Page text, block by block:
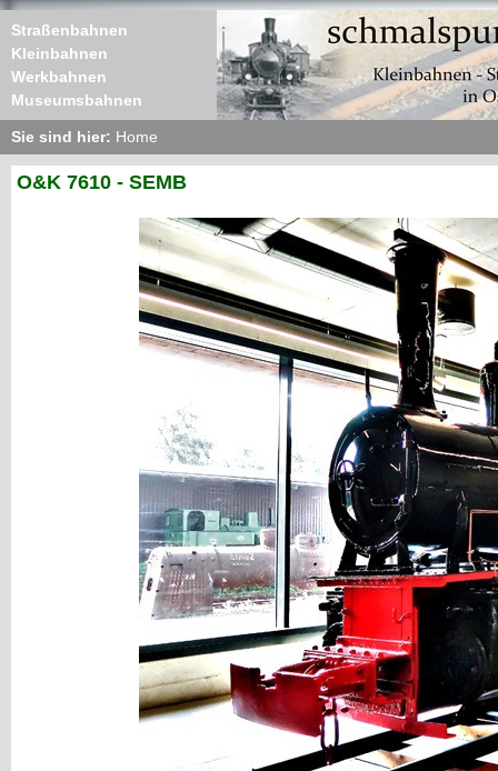
Straßenbahnen
Kleinbahnen
Werkbahnen
Museumsbahnen
Sie sind hier: Home
O&K 7610 - SEMB